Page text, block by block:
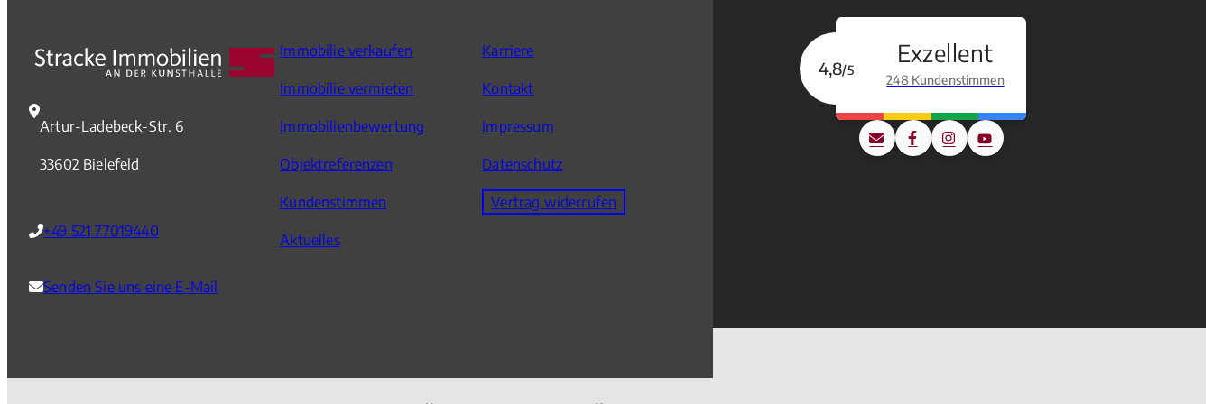
Artur-Ladebeck-Str. 6
33602 Bielefeld
+49 521 77019440
Senden Sie uns eine E-Mail
Immobilie verkaufen
Immobilie vermieten
Immobilienbewertung
Objektreferenzen
Kundenstimmen
Aktuelles
Karriere
Kontakt
Impressum
Datenschutz
Vertrag widerrufen
4,8/5
Exzellent
248 Kundenstimmen